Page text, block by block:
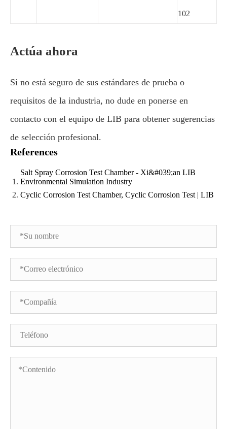
102
Actúa ahora
Si no está seguro de sus estándares de prueba o
requisitos de la industria, no dude en ponerse en
contacto con el equipo de LIB para obtener sugerencias
de selección profesional.
References
Salt Spray Corrosion Test Chamber - Xi&#039;an LIB
Environmental Simulation Industry
Cyclic Corrosion Test Chamber, Cyclic Corrosion Test | LIB